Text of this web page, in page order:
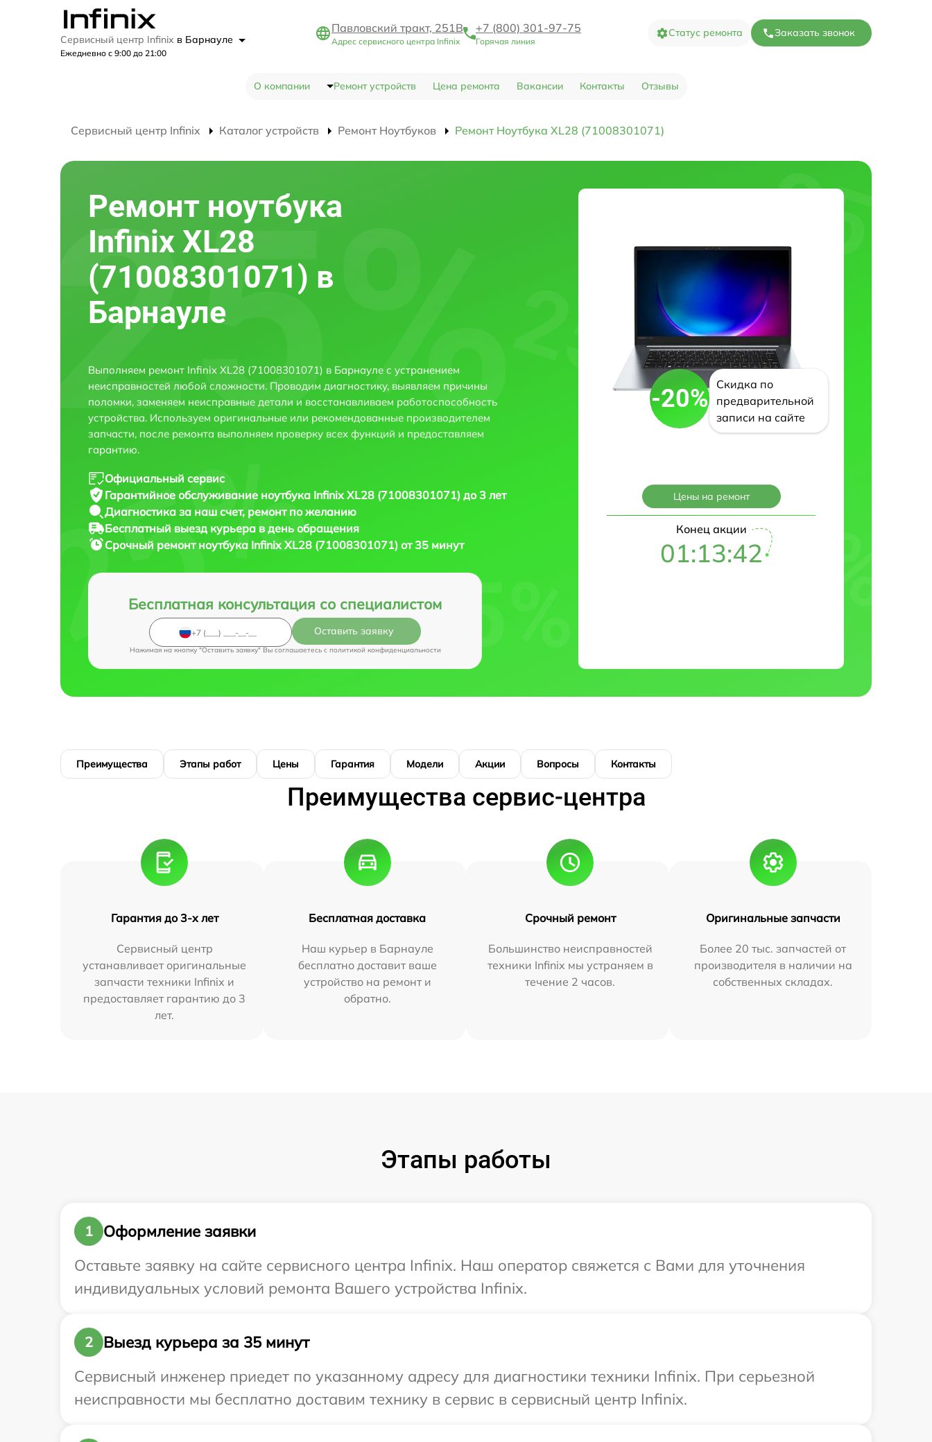
Сервисный центр Infinix в Барнауле
Ежедневно с 9:00 до 21:00
Павловский тракт, 251В
Адрес сервисного центра Infinix
+7 (800) 301-97-75
Горячая линия
Статус ремонта Заказать звонок
О компании Ремонт устройств Цена ремонта Вакансии Контакты Отзывы
Сервисный центр Infinix Каталог устройств Ремонт Ноутбуков Ремонт Ноутбука XL28 (71008301071)
Ремонт ноутбука
Infinix XL28
(71008301071) в
Барнауле
Выполняем ремонт Infinix XL28 (71008301071) в Барнауле с устранением
неисправностей любой сложности. Проводим диагностику, выявляем причины
поломки, заменяем неисправные детали и восстанавливаем работоспособность
устройства. Используем оригинальные или рекомендованные производителем
запчасти, после ремонта выполняем проверку всех функций и предоставляем
гарантию.
Официальный сервис
Гарантийное обслуживание ноутбука Infinix XL28 (71008301071) до 3 лет
Диагностика за наш счет, ремонт по желанию
Бесплатный выезд курьера в день обращения
Срочный ремонт ноутбука Infinix XL28 (71008301071) от 35 минут
Бесплатная консультация со специалистом
Оставить заявку
Нажимая на кнопку "Оставить заявку" Вы соглашаетесь c политикой конфиденциальности
-20%
Скидка по
предварительной
записи на сайте
Цены на ремонт
Конец акции
01:13:41
Преимущества Этапы работ Цены Гарантия Модели Акции Вопросы Контакты
Преимущества сервис-центра
Гарантия до 3-х лет
Сервисный центр
устанавливает оригинальные
запчасти техники Infinix и
предоставляет гарантию до 3
лет.
Бесплатная доставка
Наш курьер в Барнауле
бесплатно доставит ваше
устройство на ремонт и
обратно.
Срочный ремонт
Большинство неисправностей
техники Infinix мы устраняем в
течение 2 часов.
Оригинальные запчасти
Более 20 тыс. запчастей от
производителя в наличии на
собственных складах.
Этапы работы
1
Оформление заявки
Оставьте заявку на сайте сервисного центра Infinix. Наш оператор свяжется с Вами для уточнения
индивидуальных условий ремонта Вашего устройства Infinix.
2
Выезд курьера за 35 минут
Сервисный инженер приедет по указанному адресу для диагностики техники Infinix. При серьезной
неисправности мы бесплатно доставим технику в сервис в сервисный центр Infinix.